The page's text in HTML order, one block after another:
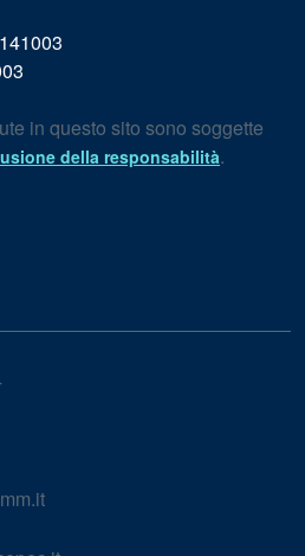
in questo sito sono soggette
della responsabilità.